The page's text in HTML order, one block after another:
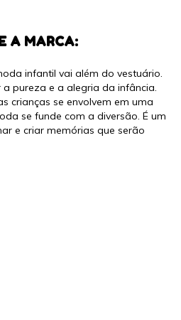
A MARCA:
infantil vai além do vestuário.
pureza e a alegria da infância.
crianças se envolvem em uma
se funde com a diversão. É um
e criar memórias que serão